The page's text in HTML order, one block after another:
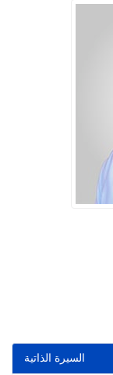
السيرة الذاتية